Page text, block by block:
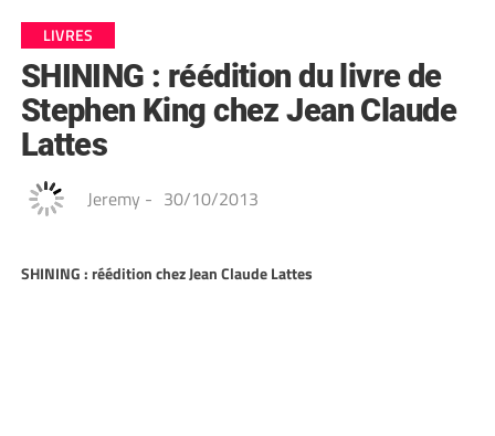
LIVRES
SHINING : réédition du livre de
Stephen King chez Jean Claude
Lattes
Jeremy - 30/10/2013
SHINING : réédition chez Jean Claude Lattes